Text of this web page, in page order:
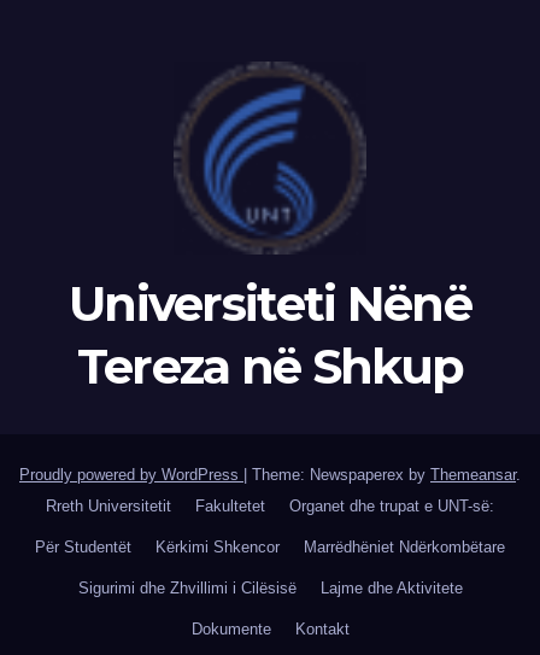
Universiteti Nënë
Tereza në Shkup
Proudly powered by WordPress Theme: Newspaperex by Themeansar.
Rreth Universitetit
Fakultetet Organet dhe trupat e UNT-së:
Për Studentët Kërkimi Shkencor Marrëdhëniet Ndërkombëtare
Sigurimi dhe Zhvillimi i Cilësisë Lajme dhe Aktivitete
Dokumente Kontakt